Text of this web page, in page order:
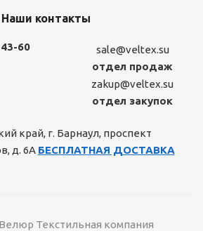
Наши контакты
60
sale@veltex.su
отдел продаж
zakup@veltex.su
отдел закупок
край, г. Барнаул, проспект
д. 6А БЕСПЛАТНАЯ ДОСТАВКА
Текстильная компания